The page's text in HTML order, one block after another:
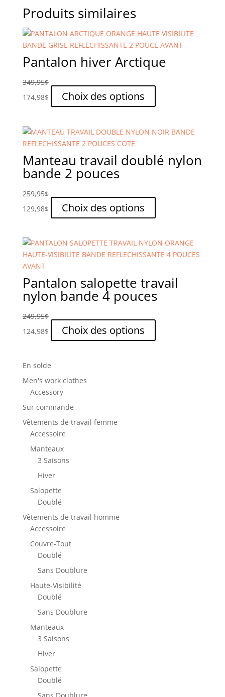
produit
Les
options
être
produit
Produits similaires
Pantalon hiver Arctique
349,95$
174,98$ Choix des options
produit
plusieurs
options
choisies
la
du
produit
Manteau travail doublé nylon
bande 2 pouces
259,95$
129,98$ Choix des options
produit
plusieurs
variations.
peuvent
être
sur
page
Pantalon salopette travail
nylon bande 4 pouces
249,95$
124,98$ Choix des options
produit
En solde
Men's work clothes
Accessory
Sur commande
Vêtements de travail femme
Accessoire
Manteaux
3 Saisons
Hiver
Salopette
Doublé
Vêtements de travail homme
Accessoire
Couvre-Tout
Doublé
Sans Doublure
Haute-Visibilité
Doublé
Sans Doublure
Manteaux
3 Saisons
Hiver
Salopette
Doublé